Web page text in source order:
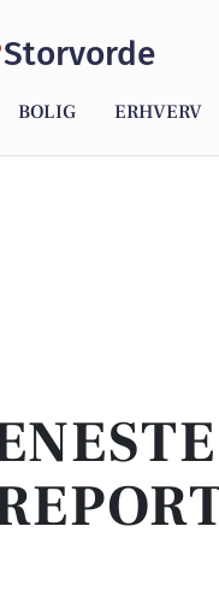
Storvorde
BOLIG ERHVERV